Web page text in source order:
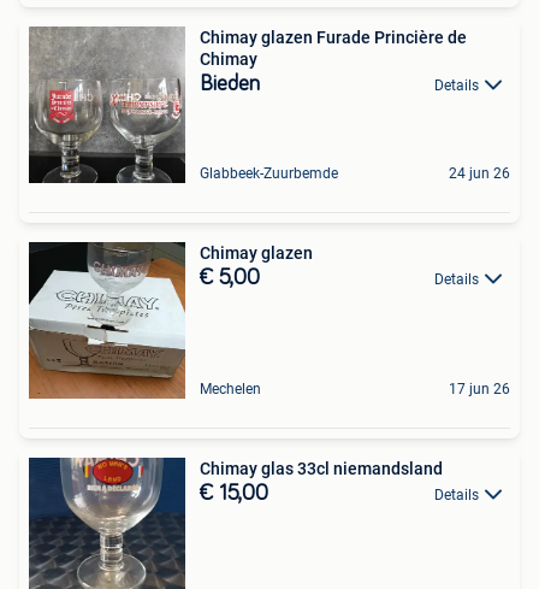
Chimay glazen Furade Princière de
Chimay
Bieden Details
Glabbeek-Zuurbemde 24 jun 26
Chimay glazen
€ 5,00 Details
Mechelen 17 jun 26
Chimay glas 33cl niemandsland
€ 15,00 Details